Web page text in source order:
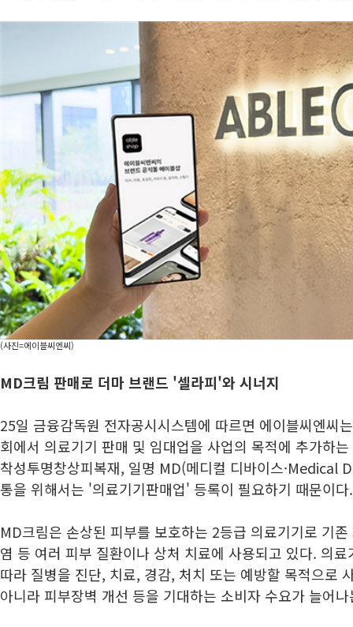
(사진=에이블씨엔씨)
MD크림 판매로 더마 브랜드 '셀라피'와 시너지
25일 금융감독원 전자공시시스템에 따르면 에이블씨엔씨
회에서 의료기기 판매 및 임대업을 사업의 목적에 추가하
착성투명창상피복재, 일명 MD(메디컬 디바이스·Medical
통을 위해서는 '의료기기판매업' 등록이 필요하기 때문이다.
MD크림은 손상된 피부를 보호하는 2등급 의료기기로 기
염 등 여러 피부 질환이나 상처 치료에 사용되고 있다. 의
따라 질병을 진단, 치료, 경감, 처치 또는 예방할 목적으로
아니라 피부장벽 개선 등을 기대하는 소비자 수요가 늘어